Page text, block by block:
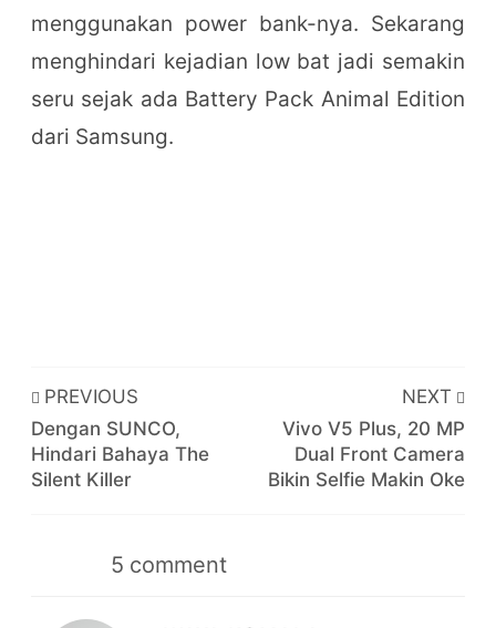
menggunakan power bank-nya. Sekarang
menghindari kejadian low bat jadi semakin
seru sejak ada Battery Pack Animal Edition
dari Samsung.
NEXT
Vivo V5 Plus, 20 MP
Dual Front Camera
Bikin Selfie Makin Oke
PREVIOUS
Dengan SUNCO,
Hindari Bahaya The
Silent Killer
5 comment